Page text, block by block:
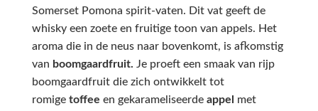
Somerset Pomona spirit-vaten. Dit vat geeft de
whisky een zoete en fruitige toon van appels. Het
aroma die in de neus naar bovenkomt, is afkomstig
van boomgaardfruit. Je proeft een smaak van rijp
boomgaardfruit die zich ontwikkelt tot
romige toffee en gekarameliseerde appel
met